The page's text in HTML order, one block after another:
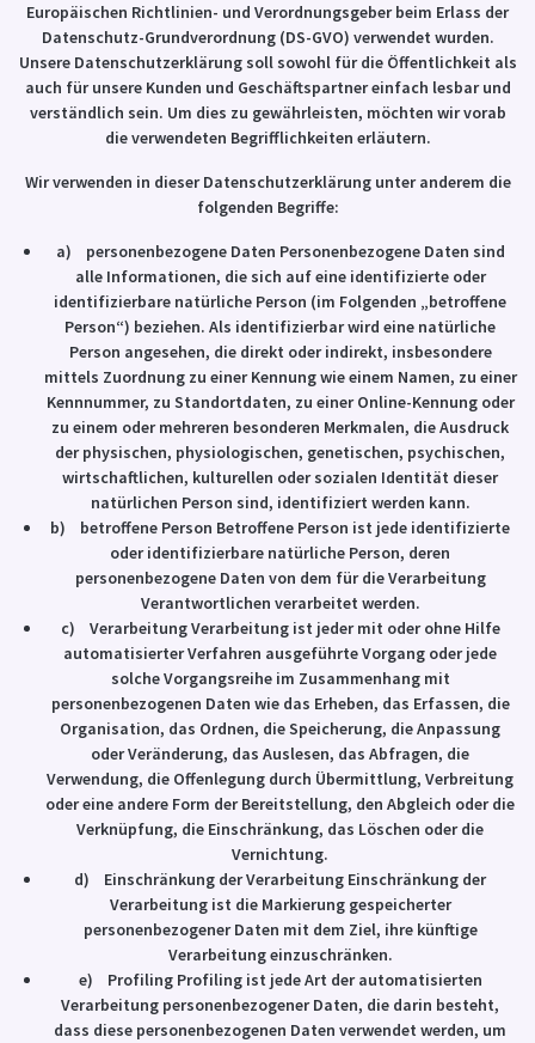
Europäischen Richtlinien- und Verordnungsgeber beim Erlass der
Datenschutz-Grundverordnung (DS-GVO) verwendet wurden.
Unsere Datenschutzerklärung soll sowohl für die Öffentlichkeit als
auch für unsere Kunden und Geschäftspartner einfach lesbar und
verständlich sein. Um dies zu gewährleisten, möchten wir vorab
die verwendeten Begrifflichkeiten erläutern.
Wir verwenden in dieser Datenschutzerklärung unter anderem die
folgenden Begriffe:
a) personenbezogene Daten Personenbezogene Daten sind
alle Informationen, die sich auf eine identifizierte oder
identifizierbare natürliche Person (im Folgenden „betroffene
Person“) beziehen. Als identifizierbar wird eine natürliche
Person angesehen, die direkt oder indirekt, insbesondere
mittels Zuordnung zu einer Kennung wie einem Namen, zu einer
Kennnummer, zu Standortdaten, zu einer Online-Kennung oder
zu einem oder mehreren besonderen Merkmalen, die Ausdruck
der physischen, physiologischen, genetischen, psychischen,
wirtschaftlichen, kulturellen oder sozialen Identität dieser
natürlichen Person sind, identifiziert werden kann.
b) betroffene Person Betroffene Person ist jede identifizierte
oder identifizierbare natürliche Person, deren
personenbezogene Daten von dem für die Verarbeitung
Verantwortlichen verarbeitet werden.
c) Verarbeitung Verarbeitung ist jeder mit oder ohne Hilfe
automatisierter Verfahren ausgeführte Vorgang oder jede
solche Vorgangsreihe im Zusammenhang mit
personenbezogenen Daten wie das Erheben, das Erfassen, die
Organisation, das Ordnen, die Speicherung, die Anpassung
oder Veränderung, das Auslesen, das Abfragen, die
Verwendung, die Offenlegung durch Übermittlung, Verbreitung
oder eine andere Form der Bereitstellung, den Abgleich oder die
Verknüpfung, die Einschränkung, das Löschen oder die
Vernichtung.
d) Einschränkung der Verarbeitung Einschränkung der
Verarbeitung ist die Markierung gespeicherter
personenbezogener Daten mit dem Ziel, ihre künftige
Verarbeitung einzuschränken.
e) Profiling Profiling ist jede Art der automatisierten
Verarbeitung personenbezogener Daten, die darin besteht,
dass diese personenbezogenen Daten verwendet werden, um